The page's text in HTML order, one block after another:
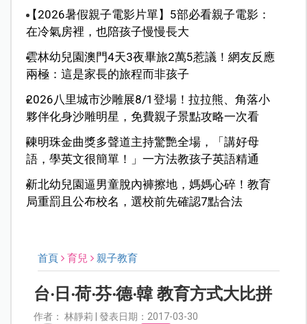
【2026暑假親子電影片單】5部必看親子電影：
在冷氣房裡，也陪孩子慢慢長大
雲林幼兒園澳門4天3夜畢旅2萬5惹議！網友反應
兩極：這是家長的旅程而非孩子
2026八里城市沙雕展8/1登場！拉拉熊、角落小
夥伴化身沙雕明星，免費親子景點攻略一次看
陳明珠金曲獎多聲道主持驚艷全場，「講好母
語，學英文很簡單！」一方法教孩子英語精通
新北幼兒園逼男童脫內褲擦地，媽媽心碎！教育
局重罰且公布校名，選校前先確認7點合法
首頁 育兒 親子教育
台‧日‧荷‧芬‧德‧韓 教育方式大比拼
作者： 林靜莉 | 發表日期：2017-03-30